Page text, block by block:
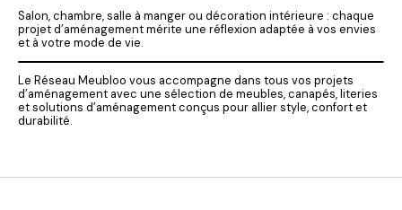
Salon, chambre, salle à manger ou décoration intérieure : chaque
projet d’aménagement mérite une réflexion adaptée à vos envies
et à votre mode de vie.
Le Réseau Meubloo vous accompagne dans tous vos projets
d’aménagement avec une sélection de meubles, canapés, literies
et solutions d’aménagement conçus pour allier style, confort et
durabilité.